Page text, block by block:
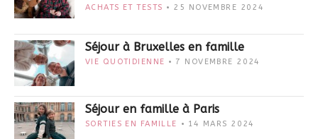
ACHATS ET TESTS 25 NOVEMBRE 2024
Séjour à Bruxelles en famille
VIE QUOTIDIENNE 7 NOVEMBRE 2024
Séjour en famille à Paris
SORTIES EN FAMILLE 14 MARS 2024